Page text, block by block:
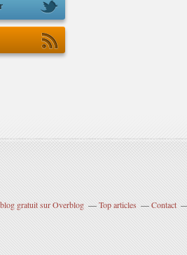
gratuit sur Overblog Top articles Contact